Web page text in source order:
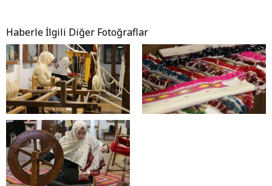
Haberle İlgili Diğer Fotoğraflar